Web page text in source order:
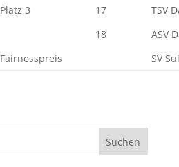
Platz 3 17
TSV
18
ASV
Fairnesspreis SV
Suchen